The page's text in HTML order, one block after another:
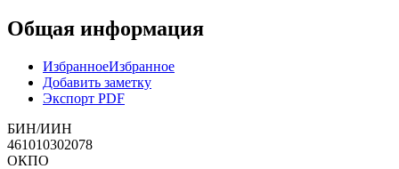
Общая информация
ИзбранноеИзбранное
Добавить заметку
Экспорт PDF
БИН/ИИН
461010302078
ОКПО